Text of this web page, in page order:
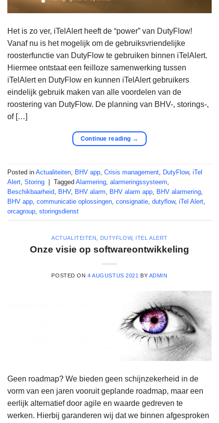
Het is zo ver, iTelAlert heeft de “power” van DutyFlow!
Vanaf nu is het mogelijk om de gebruiksvriendelijke
roosterfunctie van DutyFlow te gebruiken binnen iTelAlert.
Hiermee ontstaat een feilloze samenwerking tussen
iTelAlert en DutyFlow en kunnen iTelAlert gebruikers
eindelijk gebruik maken van alle voordelen van de
roostering van DutyFlow. De planning van BHV-, storings-,
of […]
Continue reading →
Posted in Actualiteiten BHV app Crisis management DutyFlow, iTel
Alert Storing | Tagged Alarmering alarmeringssysteem
Beschikbaarheid BHV, BHV alarm BHV alarm app BHV alarmering
BHV app communicatie oplossingen consignatie dutyflow, iTel Alert
orcagroup storingsdienst
ACTUALITEITEN DUTYFLOW, ITEL ALERT
Onze visie op softwareontwikkeling
POSTED ON4 AUGUSTUS 2021 BY ADMIN
Geen roadmap? We bieden geen schijnzekerheid in de
vorm van een jaren vooruit geplande roadmap, maar een
eerlijk alternatief door agile en waarde gedreven te
werken. Hierbij garanderen wij dat we binnen afgesproken